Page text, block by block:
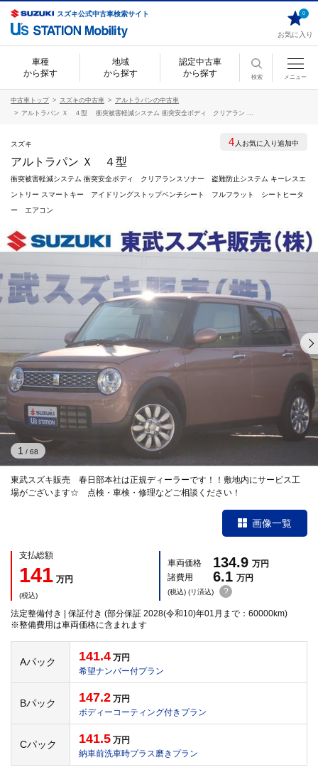
スズキ公式中古車検索サイト
お気に入り
0
車種
から探す
地域
から探す
認定中古車
から探す
検索 メニュー
中古車トップ スズキの中古車
アルトラパンの中古車
アルトラパン Ｘ ４型 衝突被害軽減システム 衝突安全ボディ クリアラン ...
スズキ
アルトラパン Ｘ ４型
衝突被害軽減システム 衝突安全ボディ クリアランスソナー 盗難防止システム キーレスエ
ントリー スマートキー アイドリングストップベンチシート フルフラット シートヒータ
ー エアコン
東武スズキ販売 春日部本社は正規ディーラーです！！敷地内にサービス工
場がございます☆ 点検・車検・修理などご相談ください！
1 / 68
画像一覧
支払総額
141 万円
(税込)
車両価格 134.9 万円
諸費用
6.1 万円
(税込) (リ済込) ?
法定整備付き | 保証付き (部分保証 2028(令和10)年01月まで：60000km)
※整備費用は車両価格に含まれます
Aパック 141.4 万円
希望ナンバー付プラン
Bパック 147.2 万円
ボディーコーティング付きプラン
Cパック 141.5 万円
納車前洗車時プラス磨きプラン
4 人お気に入り追加中